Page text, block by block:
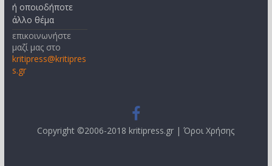
ή οποιοδήποτε
άλλο θέμα
επικοινωνήστε
μαζί μας στο
kritipress@kritipres
s.gr
Copyright ©2006-2018 kritipress.gr |Όροι Χρήσης